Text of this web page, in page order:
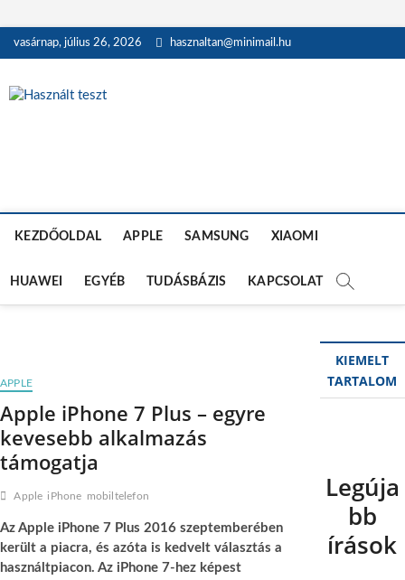
to
vasárnap, július 26, 2026 hasznaltan@minimail.hu
KEZDŐOLDAL APPLE SAMSUNG XIAOMI
HUAWEI EGYÉB TUDÁSBÁZIS KAPCSOLAT
APPLE
Apple iPhone 7 Plus – egyre
kevesebb alkalmazás
támogatja
Apple iPhone mobiltelefon
Az Apple iPhone 7 Plus 2016 szeptemberében
került a piacra, és azóta is kedvelt választás a
használtpiacon. Az iPhone 7-hez képest
KIEMELT
TARTALOM
Legúja
bb
írások